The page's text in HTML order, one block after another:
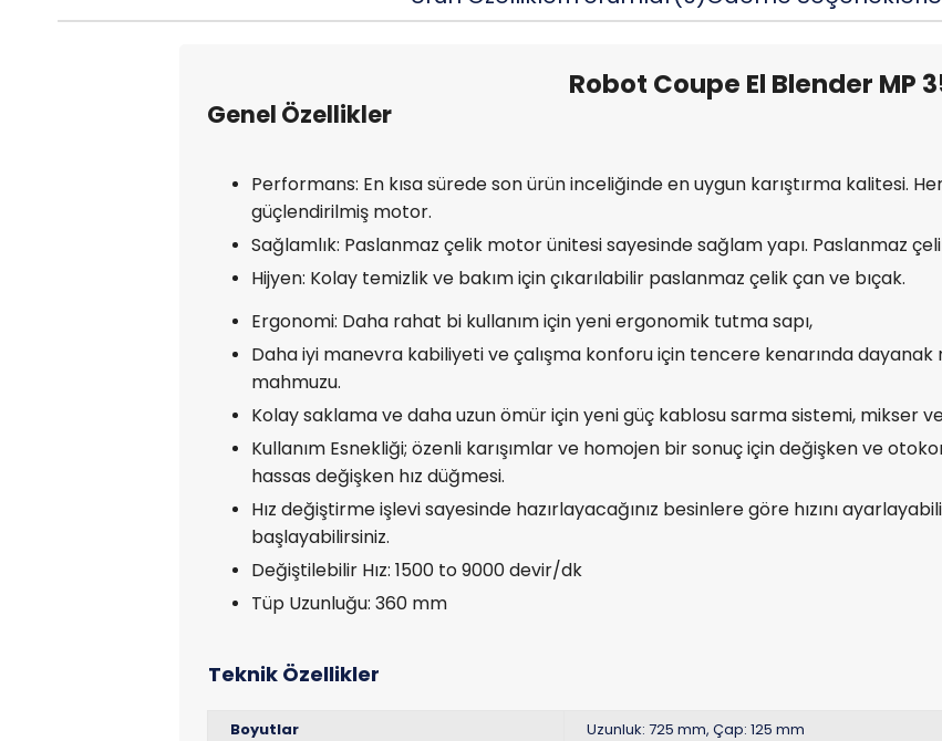
Robot Coupe El Blender MP
Genel Özellikler
Performans: En kısa sürede son ürün inceliğinde en uygun karıştırma kalitesi.
güçlendirilmiş motor.
Sağlamlık: Paslanmaz çelik motor ünitesi sayesinde sağlam yapı. Paslanmaz
Hijyen: Kolay temizlik ve bakım için çıkarılabilir paslanmaz çelik çan ve bıçak.
Ergonomi: Daha rahat bi kullanım için yeni ergonomik tutma sapı,
Daha iyi manevra kabiliyeti ve çalışma konforu için tencere kenarında
mahmuzu.
Kolay saklama ve daha uzun ömür için yeni güç kablosu sarma sistemi, mikser
Kullanım Esnekliği; özenli karışımlar ve homojen bir sonuç için değişken ve
hassas değişken hız düğmesi.
Hız değiştirme işlevi sayesinde hazırlayacağınız besinlere göre hızını
başlayabilirsiniz.
Değiştilebilir Hız: 1500 to 9000 devir/dk
Tüp Uzunluğu: 360 mm
Boyutlar
Uzunluk: 725 mm, Çap: 125 mm